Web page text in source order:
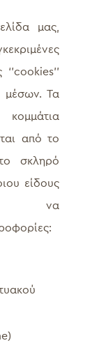
μας,
μέσων. Τα
από το
σκληρό
είδους
να